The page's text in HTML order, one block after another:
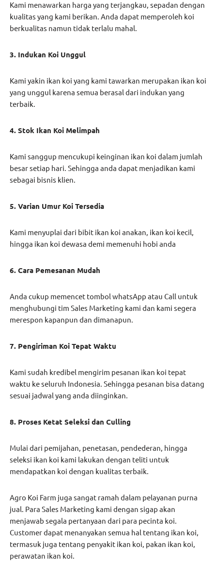
Kami menawarkan harga yang terjangkau, sepadan dengan
kualitas yang kami berikan. Anda dapat memperoleh koi
berkualitas namun tidak terlalu mahal.
3. Indukan Koi Unggul
Kami yakin ikan koi yang kami tawarkan merupakan ikan koi
yang unggul karena semua berasal dari indukan yang
terbaik.
4. Stok Ikan Koi Melimpah
Kami sanggup mencukupi keinginan ikan koi dalam jumlah
besar setiap hari. Sehingga anda dapat menjadikan kami
sebagai bisnis klien.
5. Varian Umur Koi Tersedia
Kami menyuplai dari bibit ikan koi anakan, ikan koi kecil,
hingga ikan koi dewasa demi memenuhi hobi anda
6. Cara Pemesanan Mudah
Anda cukup memencet tombol whatsApp atau Call untuk
menghubungi tim Sales Marketing kami dan kami segera
merespon kapanpun dan dimanapun.
7. Pengiriman Koi Tepat Waktu
Kami sudah kredibel mengirim pesanan ikan koi tepat
waktu ke seluruh Indonesia. Sehingga pesanan bisa datang
sesuai jadwal yang anda diinginkan.
8. Proses Ketat Seleksi dan Culling
Mulai dari pemijahan, penetasan, pendederan, hingga
seleksi ikan koi kami lakukan dengan teliti untuk
mendapatkan koi dengan kualitas terbaik.
Agro Koi Farm juga sangat ramah dalam pelayanan purna
jual. Para Sales Marketing kami dengan sigap akan
menjawab segala pertanyaan dari para pecinta koi.
Customer dapat menanyakan semua hal tentang ikan koi,
termasuk juga tentang penyakit ikan koi, pakan ikan koi,
perawatan ikan koi.